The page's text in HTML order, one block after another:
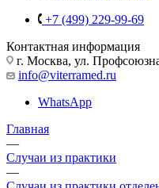
+7 (499) 229-99-69
Контактная информация
г. Москва, ул.
info@viterramed.ru
WhatsApp
Главная
—
Случаи из практики
—